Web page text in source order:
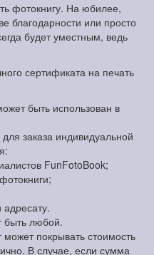
фотокнигу. На юбилее,
благодарности или просто
будет уместным, ведь
сертификата на печать
быть использован в
заказа индивидуальной
FunFotoBook;
адресату.
быть любой.
покрывать стоимость
В случае, если сумма